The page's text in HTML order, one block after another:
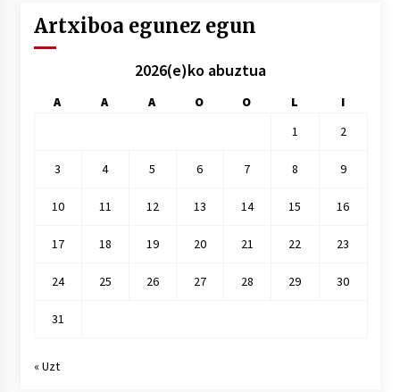
Artxiboa egunez egun
2026(e)ko abuztua
A A A O O L
I
1
2
3 4 5 6 7 8 9
10 11 12 13 14 15 16
17 18 19 20 21 22 23
24 25 26 27 28 29 30
31
« Uzt